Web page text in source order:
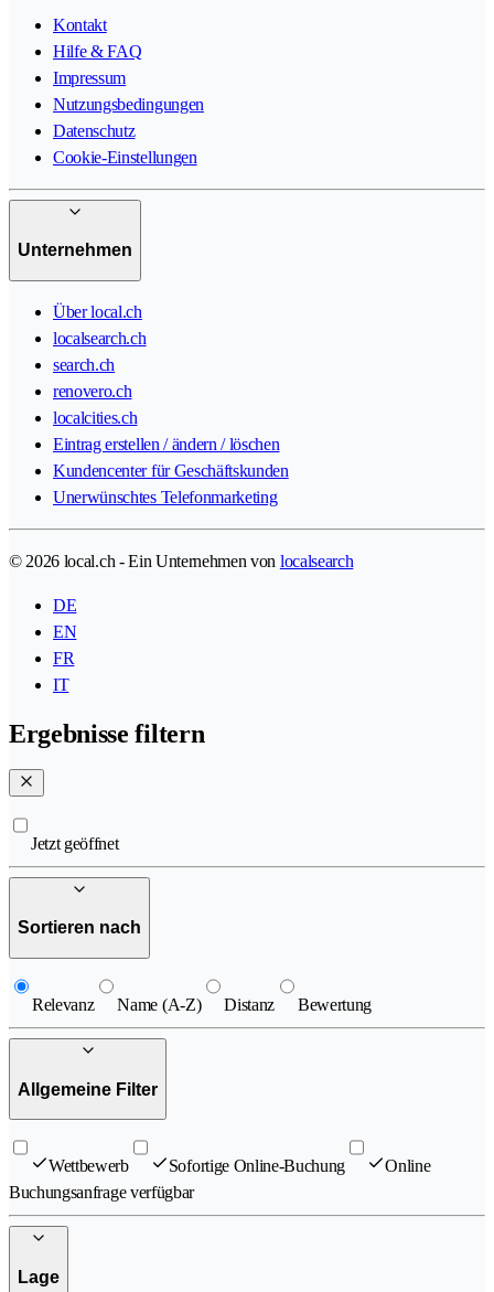
Kontakt
Hilfe & FAQ
Impressum
Nutzungsbedingungen
Datenschutz
Cookie-Einstellungen
Unternehmen
Über local.ch
localsearch.ch
search.ch
renovero.ch
localcities.ch
Eintrag erstellen / ändern / löschen
Kundencenter für Geschäftskunden
Unerwünschtes Telefonmarketing
© 2026 local.ch - Ein Unternehmen von localsearch
DE
EN
FR
IT
Ergebnisse filtern
Jetzt geöffnet
Sortieren nach
Relevanz Name (A-Z) Distanz Bewertung
Allgemeine Filter
Wettbewerb Sofortige Online-Buchung
Online
Buchungsanfrage verfügbar
Lage